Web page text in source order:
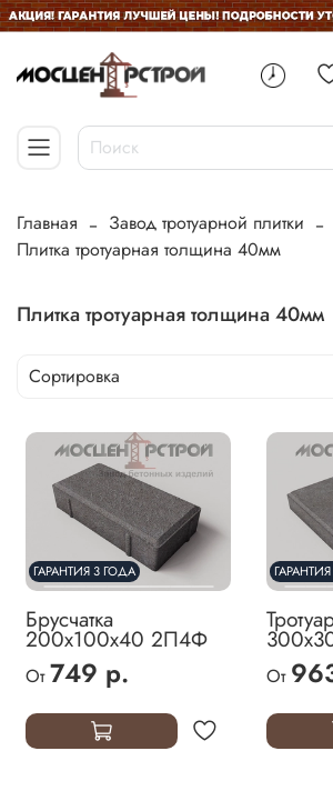
Главная
Завод тротуарной плитки
Плитка тротуарная толщина 40мм
Плитка тротуарная толщина 40мм
ГАРАНТИЯ 3 ГОДА
Брусчатка
200х100х40 2П4Ф
От 749 р. От